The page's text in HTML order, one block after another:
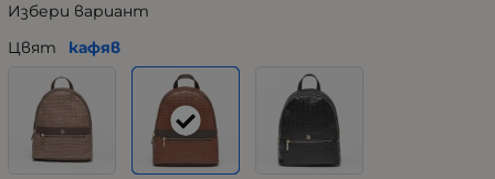
Избери вариант
Цвят
кафяв